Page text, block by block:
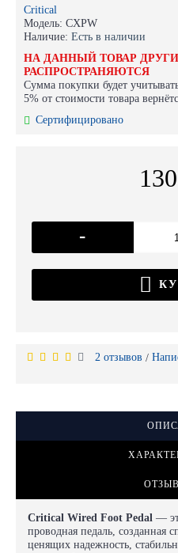
Critical
Модель: CXPW
Наличие: Есть в наличии
НА ДАННЫЙ ТОВАР
РАСПРОСТРАНЯЮТСЯ
Сумма покупки будет
5% от стоимости товара
Сертифицировано
-
2 отзывов /
Critical Wired Foot Pedal —
проводная педаль, созданная
ценящих надежность,